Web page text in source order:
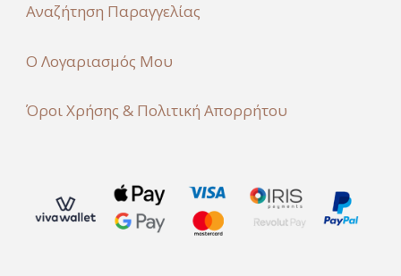
Αναζήτηση Παραγγελίας
Ο Λογαριασμός Μου
Όροι Χρήσης & Πολιτική Απορρήτου